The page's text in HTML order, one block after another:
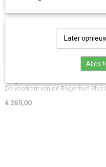
De voorkant van de Regenhuif-
€ 369,00
Later
Alles